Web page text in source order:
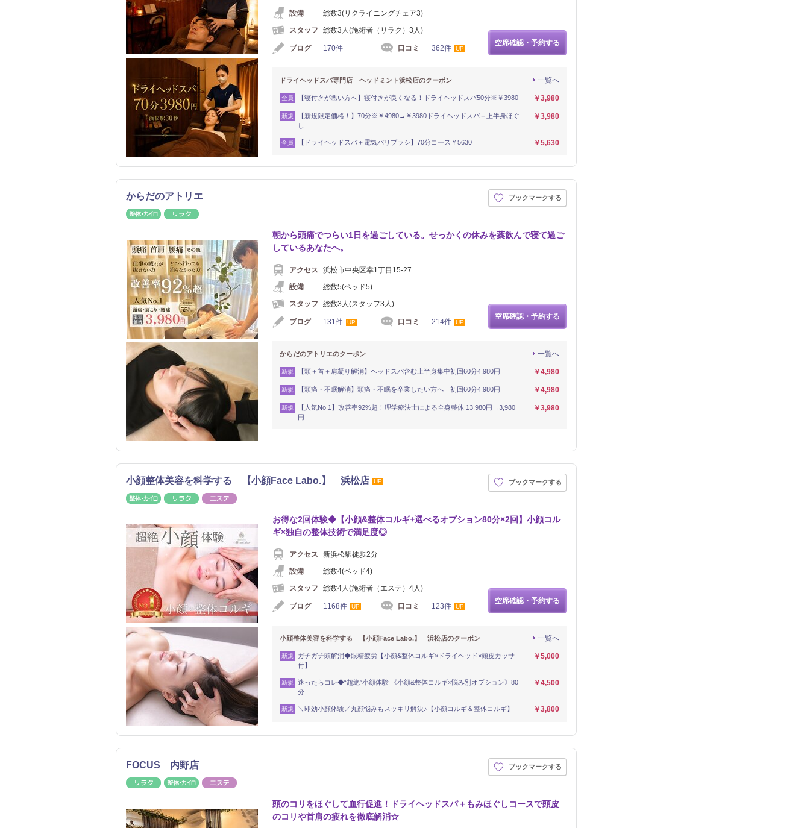
設備
総数3(リクライニングチェア3)
スタッフ
総数3人(施術者（リラク）3人)
ブログ 170件 口コミ 362件 UP
空席確認・予約する
一覧へ
ドライヘッドスパ専門店 ヘッドミント浜松店のクーポン
全員 【寝付きが悪い方へ】寝付きが良くなる！ドライヘッドスパ50分※￥3980 ￥3,980
新規
【新規限定価格！】70分※￥4980→￥3980ドライヘッドスパ＋上半身ほぐ
し
￥3,980
全員 【ドライヘッドスパ＋電気バリブラシ】70分コース￥5630 ￥5,630
からだのアトリエ
整体・カイロ
ブックマークする
朝から頭痛でつらい1日を過ごしている。せっかくの休みを薬飲んで寝て過ご
しているあなたへ。
アクセス
浜松市中央区幸1丁目15-27
設備
総数5(ベッド5)
スタッフ
総数3人(スタッフ3人)
ブログ 131件 UP 口コミ 214件 UP
空席確認・予約する
一覧へ
からだのアトリエのクーポン
新規 【頭＋首＋肩凝り解消】ヘッドスパ含む上半身集中初回60分4,980円 ￥4,980
新規 【頭痛・不眠解消】頭痛・不眠を卒業したい方へ 初回60分4,980円 ￥4,980
新規
【人気No.1】改善率92%超！理学療法士による全身整体 13,980円→3,980
円
￥3,980
小顔整体美容を科学する 【小顔Face Labo.】 浜松店 UP
整体・カイロリラク
ブックマークする
お得な2回体験◆【小顔&整体コルギ+選べるオプション80分×2回】小顔コル
ギ×独自の整体技術で満足度◎
アクセス
新浜松駅徒歩2分
設備
総数4(ベッド4)
スタッフ
総数4人(施術者（エステ）4人)
ブログ 1168件 UP 口コミ 123件 UP
空席確認・予約する
一覧へ
小顔整体美容を科学する 【小顔Face Labo.】 浜松店のクーポン
新規
ガチガチ頭解消◆眼精疲労【小顔&整体コルギ×ドライヘッド×頭皮カッサ
付】
￥5,000
新規
迷ったらコレ◆“超絶”小顔体験 《小顔&整体コルギ×悩み別オプション》80
分
￥4,500
新規 ＼即効小顔体験／丸顔悩みもスッキリ解決♪【小顔コルギ＆整体コルギ】 ￥3,800
FOCUS 内野店
リラク 整体・カイロ
ブックマークする
頭のコリをほぐして血行促進！ドライヘッドスパ＋もみほぐしコースで頭皮
のコリや首肩の疲れを徹底解消☆